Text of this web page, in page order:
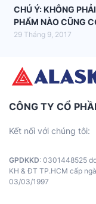
CHÚ Ý: KHÔNG
PHẨM NÀO CŨNG
HÂM NÓNG
29 Tháng 9, 2017
CÔNG TY CỔ
Kết nối với chúng tôi:
GPDKKD: 0301448525
KH & ĐT TP.HCM cấp
03/03/1997